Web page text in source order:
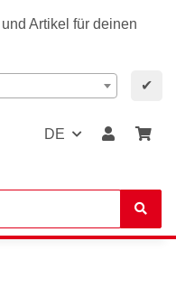
Artikel für deinen
✔
DE